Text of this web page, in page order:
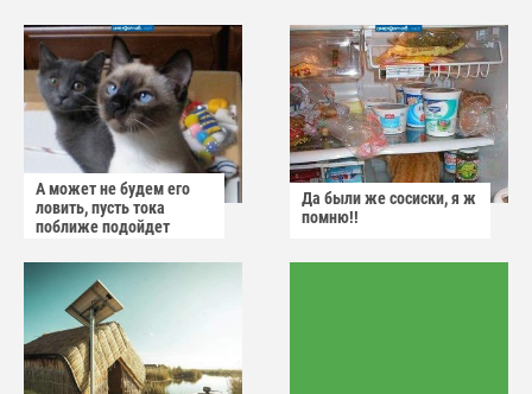
А может не будем его
ловить, пусть тока
поближе подойдет
Да были же сосиски, я ж
помню!!